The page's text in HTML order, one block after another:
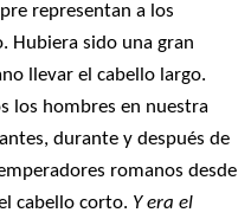
representan a los
Hubiera sido una gran
llevar el cabello largo.
los hombres en nuestra
durante y después de
romanos desde
cabello corto. Y era el